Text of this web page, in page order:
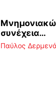
συνέχεια…
Παύλος